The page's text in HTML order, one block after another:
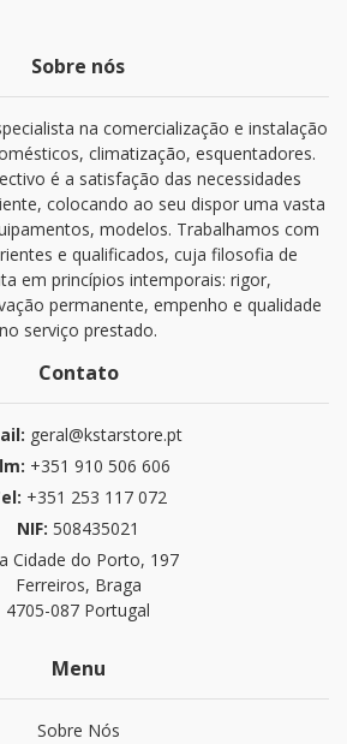
Sobre nós
na comercialização e instalação
climatização, esquentadores.
é a satisfação das necessidades
colocando ao seu dispor uma vasta
modelos. Trabalhamos com
e qualificados, cuja filosofia de
em princípios intemporais: rigor,
permanente, empenho e qualidade
no serviço prestado.
Contato
geral@kstarstore.pt
+351 910 506 606
+351 253 117 072
NIF: 508435021
Cidade do Porto, 197
Ferreiros, Braga
4705-087 Portugal
Menu
Sobre Nós